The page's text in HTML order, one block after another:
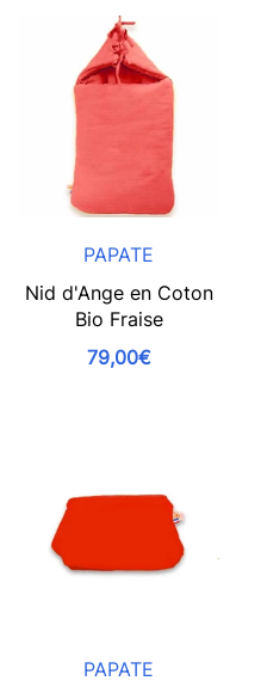
PAPATE
Nid d'Ange en Coton
Bio Fraise
79,00€
PAPATE